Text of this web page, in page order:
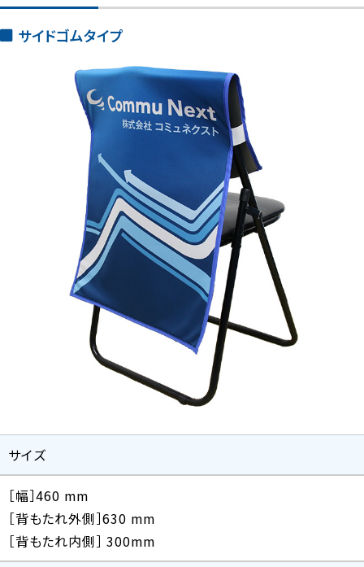
サイドゴムタイプ
サイズ
［幅］460 mm
［背もたれ外側］630 mm
［背もたれ内側］ 300mm